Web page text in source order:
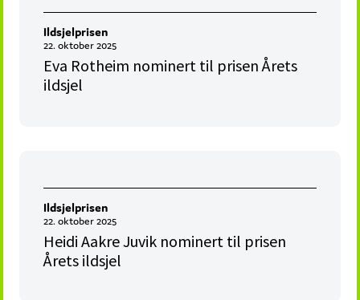
Ildsjelprisen
22. oktober 2025
Eva Rotheim nominert til prisen Årets
ildsjel
Ildsjelprisen
22. oktober 2025
Heidi Aakre Juvik nominert til prisen
Årets ildsjel